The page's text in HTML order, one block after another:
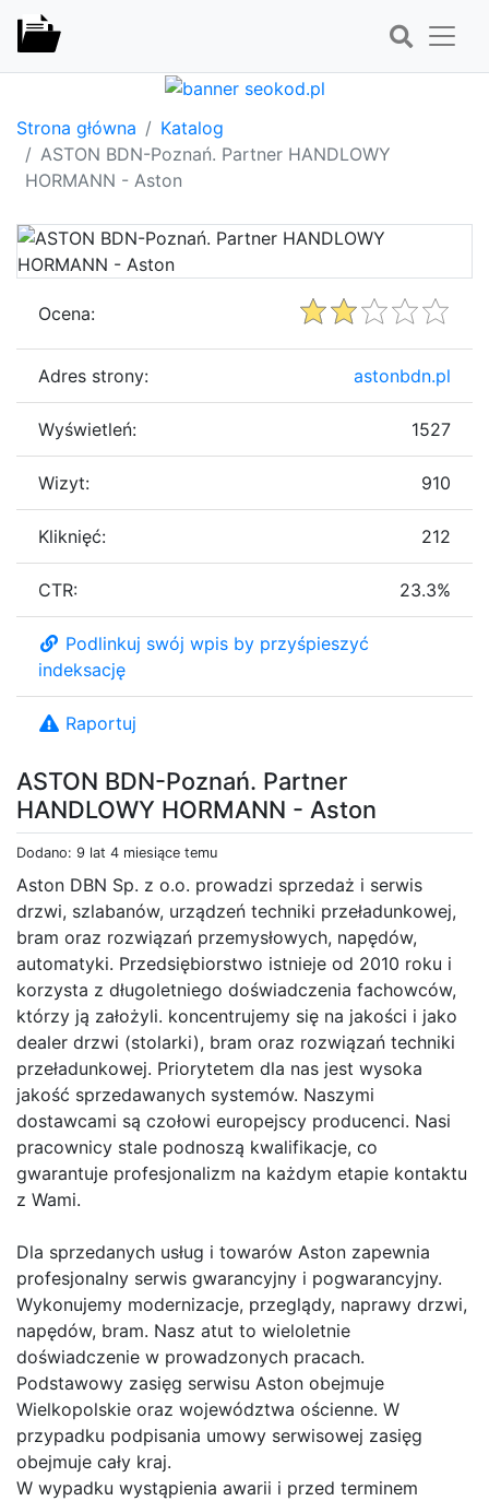
Strona główna
Katalog
ASTON BDN-Poznań. Partner HANDLOWY
HORMANN - Aston
ASTON BDN-Poznań. Partner
HANDLOWY HORMANN - Aston
Dodano: 9 lat 4 miesiące temu
Aston DBN Sp. z o.o. prowadzi sprzedaż i serwis
drzwi, szlabanów, urządzeń techniki przeładunkowej,
bram oraz rozwiązań przemysłowych, napędów,
automatyki. Przedsiębiorstwo istnieje od 2010 roku i
korzysta z długoletniego doświadczenia fachowców,
którzy ją założyli. koncentrujemy się na jakości i jako
dealer drzwi (stolarki), bram oraz rozwiązań techniki
przeładunkowej. Priorytetem dla nas jest wysoka
jakość sprzedawanych systemów. Naszymi
dostawcami są czołowi europejscy producenci. Nasi
pracownicy stale podnoszą kwalifikacje, co
gwarantuje profesjonalizm na każdym etapie kontaktu
z Wami.
Dla sprzedanych usług i towarów Aston zapewnia
profesjonalny serwis gwarancyjny i pogwarancyjny.
Wykonujemy modernizacje, przeglądy, naprawy drzwi,
napędów, bram. Nasz atut to wieloletnie
doświadczenie w prowadzonych pracach.
Podstawowy zasięg serwisu Aston obejmuje
Wielkopolskie oraz województwa ościenne. W
przypadku podpisania umowy serwisowej zasięg
obejmuje cały kraj.
W wypadku wystąpienia awarii i przed terminem
Ocena:
Adres strony: astonbdn.pl
Wyświetleń: 1527
Wizyt: 910
Kliknięć: 212
CTR: 23.3%
Podlinkuj swój wpis by przyśpieszyć
indeksację
Raportuj